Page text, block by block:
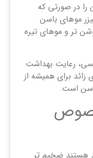
در صورتی که
موهای باسن
تر و موهای تیره
رعایت بهداشت
برای همیشه از
است.
هستند ضخیم تر